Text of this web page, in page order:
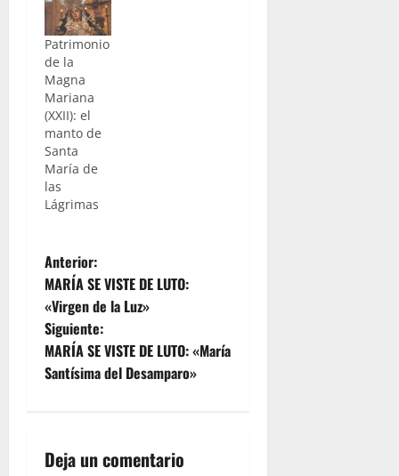
compañero
Lucas
Álvarez y
Roberto
Álvarez de
“La Pasión
Digital”,
una
galería con
fotos de lo
que fue en
la jornada
besamanos
a Santa
María de
las
Lágrimas
ACCEDE A
LA
GALERIA
Patrimonio
de la
Magna
Mariana
(XXII): el
manto de
Santa
María de
las
Lágrimas
N
a
v
e
a
Anterior:
MARÍA SE VISTE DE LUTO:
«Virgen de la Luz»
Siguiente:
MARÍA SE VISTE DE LUTO: «María
Santísima del Desamparo»
Deja un comentario